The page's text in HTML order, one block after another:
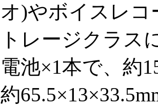
オ)やボイスレコ
トレージクラス
電池×1本で、約
約